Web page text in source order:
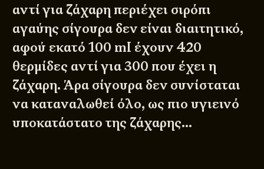
αντί για ζάχαρη περιέχει σιρόπι
αγαύης σίγουρα δεν είναι διαιτητικό,
αφού εκατό 100 ml έχουν 420
θερμίδες αντί για 300 που έχει η
ζάχαρη. Άρα σίγουρα δεν συνίσταται
να καταναλωθεί όλο, ως πιο υγιεινό
υποκατάστατο της ζάχαρης…